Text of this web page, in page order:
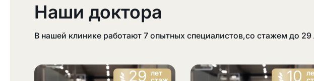
Наши доктора
В нашей клинике работают7 опытных специалистов,со стажем до 29
29 лет
10